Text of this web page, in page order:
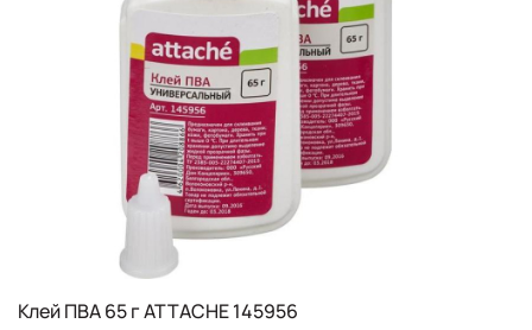
Клей ПВА 65 г ATTACHE 145956